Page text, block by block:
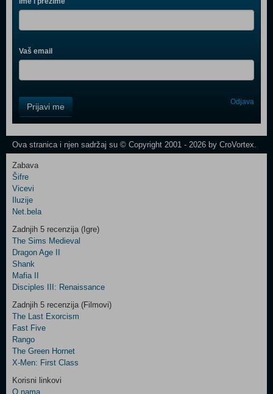
Vaš email
Field
One
Control
Two
Newsletter
Control
Field
Three
Prijavi me Odjava
Ova stranica i njen sadržaj su © Copyright 2001 - 2026 by CroVortex.
Zabava
Šifre
Vicevi
Iluzije
Net.bela
Zadnjih 5 recenzija (Igre)
The Sims Medieval
Dragon Age II
Shank
Mafia II
Disciples III: Renaissance
Zadnjih 5 recenzija (Filmovi)
The Last Exorcism
Fast Five
Rango
The Green Hornet
X-Men: First Class
Korisni linkovi
O nama